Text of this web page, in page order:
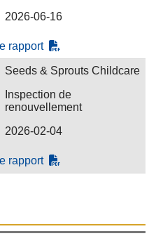
2026-06-16
rapport
Seeds & Sprouts Childcare
Inspection de
renouvellement
2026-02-04
rapport